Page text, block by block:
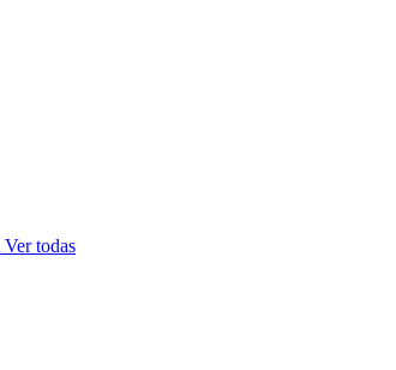
Ver todas